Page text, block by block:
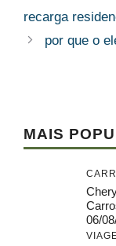
recarga
por que o
MAIS
06/